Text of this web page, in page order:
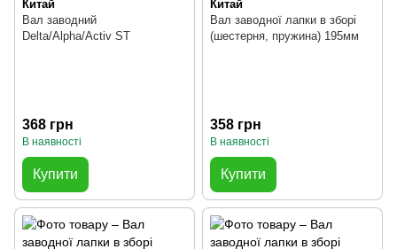
Китай
Вал заводний
Delta/Alpha/Activ ST
368 грн
В наявності
Купити
Китай
Вал заводної лапки в зборі
(шестерня, пружина) 195мм
358 грн
В наявності
Купити